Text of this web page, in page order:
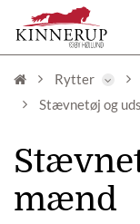
Rytter
Stævnetøj og
mænd